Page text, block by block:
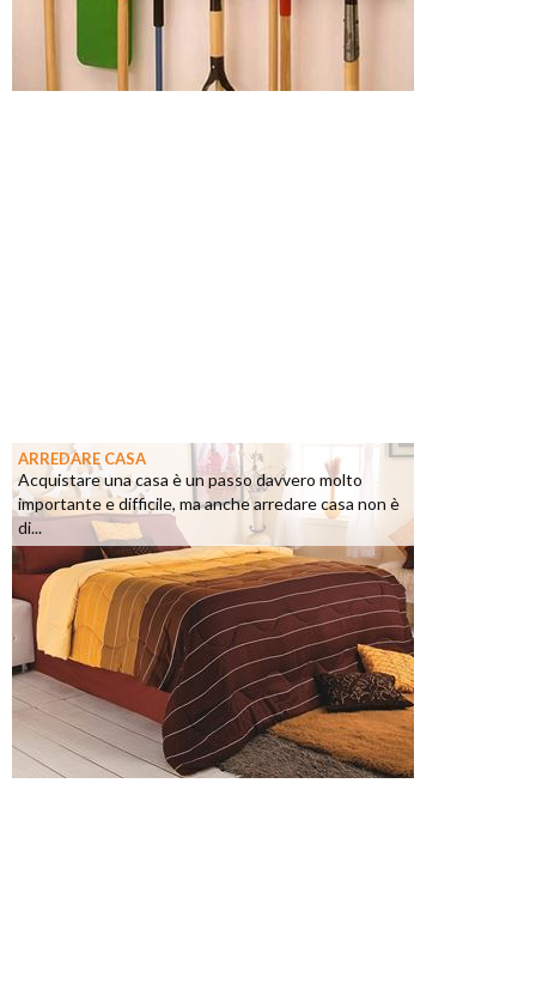
ARREDARE CASA
Acquistare una casa è un passo davvero molto
importante e difficile, ma anche arredare casa non è
di...